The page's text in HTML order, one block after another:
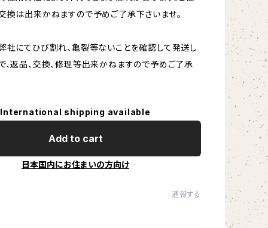
換は出来かねますので予めご了承下さいませ。
社にてひび割れ、亀裂等ないことを確認して発送し
、返品、交換、修理等出来かねますので予めご了承
International shipping available
Add to cart
日本国内にお住まいの方向け
通報する